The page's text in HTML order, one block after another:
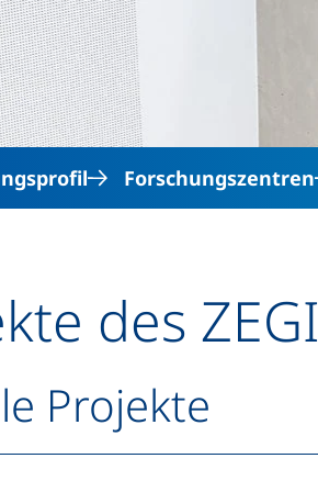
Forschungszentren
des ZEGI
Projekte